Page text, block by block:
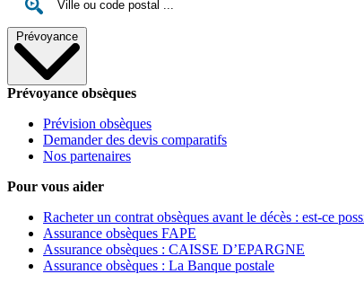
Prévoyance
Prévoyance obsèques
Prévision obsèques
Demander des devis comparatifs
Nos partenaires
Pour vous aider
Racheter un contrat obsèques avant le décès : est-ce
Assurance obsèques FAPE
Assurance obsèques : CAISSE D’EPARGNE
Assurance obsèques : La Banque postale